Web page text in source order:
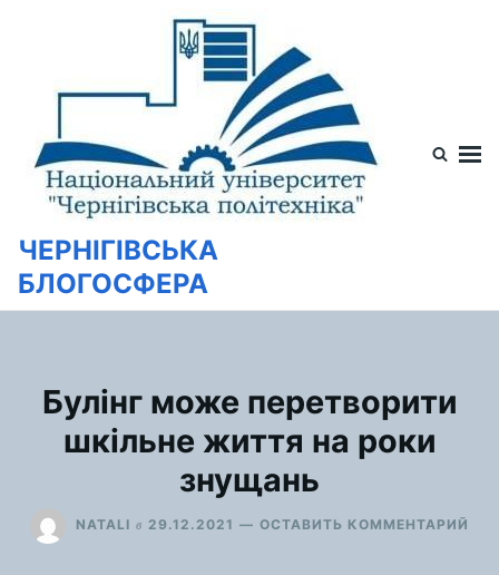
содержимому
ЧЕРНІГІВСЬКА
БЛОГОСФЕРА
Булінг може перетворити
шкільне життя на роки
знущань
NATALI в 29.12.2021 ОСТАВИТЬ КОММЕНТАРИЙ